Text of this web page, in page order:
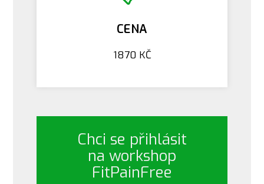
CENA
1870 KČ
Chci se přihlásit
na workshop
FitPainFree